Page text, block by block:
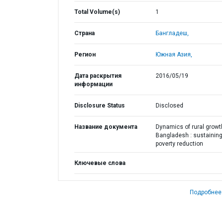
Total Volume(s) 1
Страна Бангладеш,
Регион Южная Азия,
Дата раскрытия
информации
2016/05/19
Disclosure Status Disclosed
Название документа
Dynamics of rural
Bangladesh : sustaining
poverty reduction
Ключевые слова
Подробнее